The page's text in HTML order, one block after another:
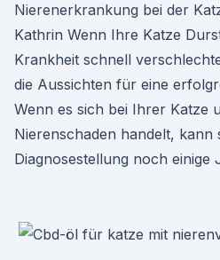
Nierenerkrankung bei der
Kathrin Wenn Ihre Katze
Krankheit schnell
die Aussichten für eine
Wenn es sich bei Ihrer Katze
Nierenschaden handelt, kann
Diagnosestellung noch einige